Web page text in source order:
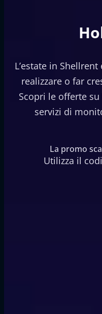
L’estate in
realizzare o far
Scopri le offerte su
servizi di
La promo
Utilizza il